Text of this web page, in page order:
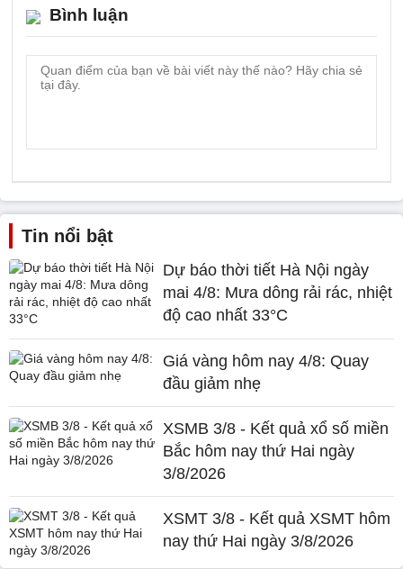
Bình luận
Tin nổi bật
Dự báo thời tiết Hà Nội ngày
mai 4/8: Mưa dông rải rác, nhiệt
độ cao nhất 33°C
Giá vàng hôm nay 4/8: Quay
đầu giảm nhẹ
XSMB 3/8 - Kết quả xổ số miền
Bắc hôm nay thứ Hai ngày
3/8/2026
XSMT 3/8 - Kết quả XSMT hôm
nay thứ Hai ngày 3/8/2026